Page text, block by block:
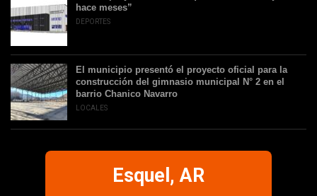
hace meses”
DEPORTES
El municipio presentó el proyecto oficial para la
construcción del gimnasio municipal N° 2 en el
barrio Chanico Navarro
LOCALES
Esquel, AR